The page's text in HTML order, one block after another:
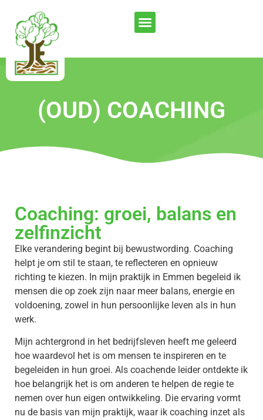
(OUD) COACHING
Coaching: groei, balans en
zelfinzicht
Elke verandering begint bij bewustwording. Coaching
helpt je om stil te staan, te reflecteren en opnieuw
richting te kiezen. In mijn praktijk in Emmen begeleid ik
mensen die op zoek zijn naar meer balans, energie en
voldoening, zowel in hun persoonlijke leven als in hun
werk.
Mijn achtergrond in het bedrijfsleven heeft me geleerd
hoe waardevol het is om mensen te inspireren en te
begeleiden in hun groei. Als coachende leider ontdekte ik
hoe belangrijk het is om anderen te helpen de regie te
nemen over hun eigen ontwikkeling. Die ervaring vormt
nu de basis van mijn praktijk, waar ik coaching inzet als